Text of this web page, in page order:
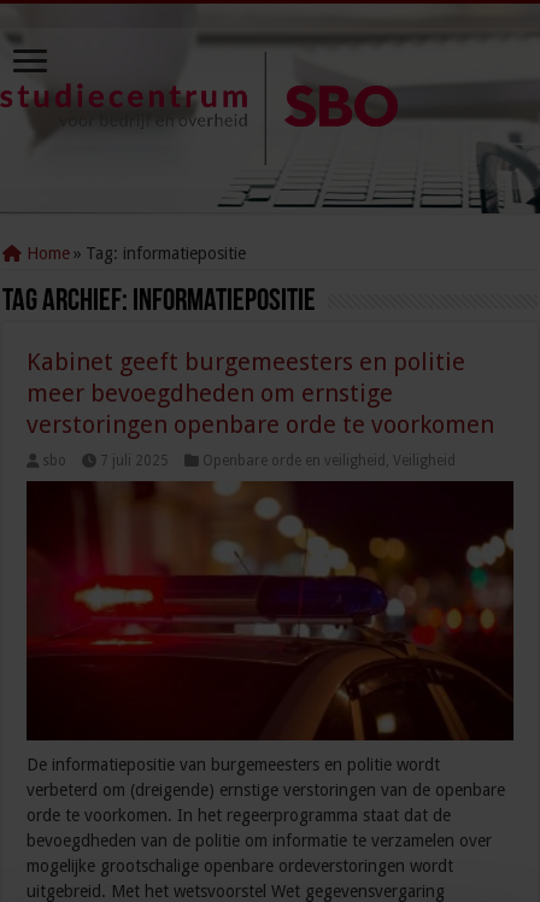
Home » Tag: informatiepositie
Tag Archief: informatiepositie
Kabinet geeft burgemeesters en politie
meer bevoegdheden om ernstige
verstoringen openbare orde te voorkomen
sbo 7 juli 2025 Openbare orde en veiligheid ,Veiligheid
De informatiepositie van burgemeesters en politie wordt
verbeterd om (dreigende) ernstige verstoringen van de openbare
orde te voorkomen. In het regeerprogramma staat dat de
bevoegdheden van de politie om informatie te verzamelen over
mogelijke grootschalige openbare ordeverstoringen wordt
uitgebreid. Met het wetsvoorstel Wet gegevensvergaring